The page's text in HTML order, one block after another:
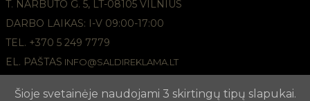
T. NARBUTO G. 5, LT-08105 VILNIUS
DARBO LAIKAS: I-V 09:00-17:00
TEL. +370 5 249 7779
EL. PAŠTAS INFO@SALDIREKLAMA.LT
Šioje svetainėje naudojami 3 skirtingų tipų slapukai.